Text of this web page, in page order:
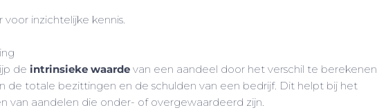
voor inzichtelijke kennis.
deintrinsieke waarde van een aandeel door het verschil te berekenen
de totale bezittingen en de schulden van een bedrijf. Dit helpt bij het
van aandelen die onder- of overgewaardeerd zijn.